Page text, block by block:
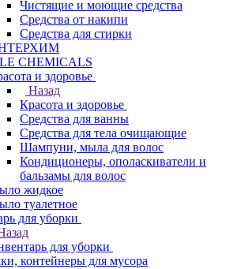
Чистящие и моющие средства
Средства от накипи
Средства для стирки
CHEMICALS
и здоровье
Назад
Красота и здоровье
Средства для ванны
Средства для тела очищающие
Шампуни, мыла для волос
Кондиционеры, ополаскиватели и
бальзамы для волос
жидкое
туалетное
для уборки
для уборки
контейнеры для мусора